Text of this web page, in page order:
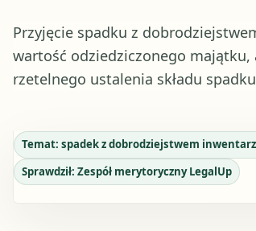
Przyjęcie spadku z
wartość odziedziczonego
rzetelnego ustalenia składu
Temat: spadek z dobrodziejstwem
Sprawdził: Zespół merytoryczny LegalUp